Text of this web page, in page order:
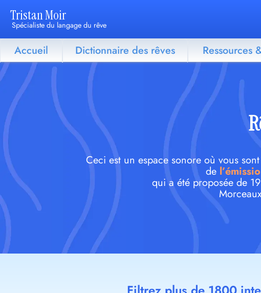
Tristan Moir
Spécialiste du langage du rêve
Accueil Dictionnaire des rêves Ressources
Ceci est un espace sonore où vous
de
qui a été proposée de